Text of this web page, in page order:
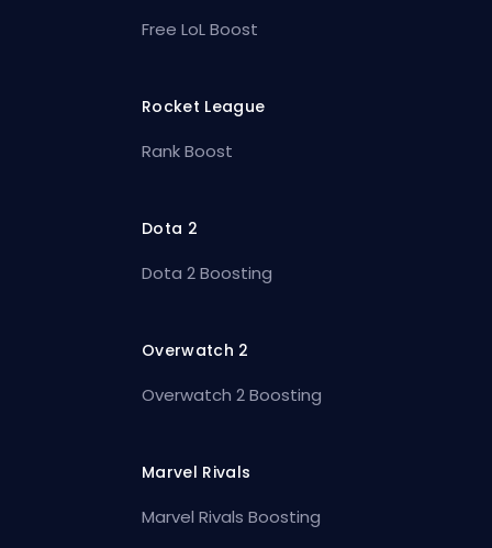
Free LoL Boost
Rocket League
Rank Boost
Dota 2
Dota 2 Boosting
Overwatch 2
Overwatch 2 Boosting
Marvel Rivals
Marvel Rivals Boosting